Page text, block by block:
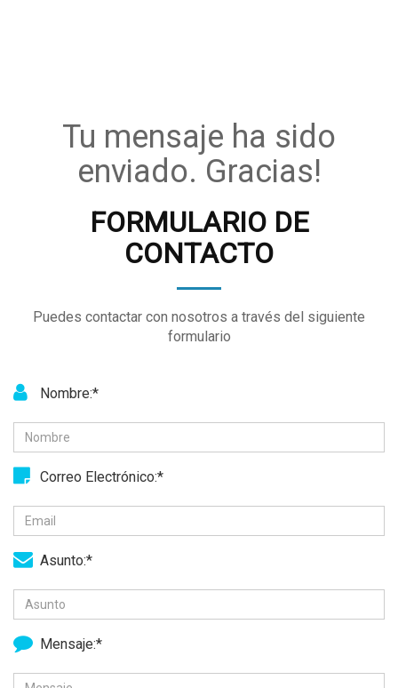
Tu mensaje ha sido
enviado. Gracias!
FORMULARIO DE
CONTACTO
Puedes contactar con nosotros a través del siguiente
formulario
Nombre:*
Correo Electrónico:*
Asunto:*
Mensaje:*